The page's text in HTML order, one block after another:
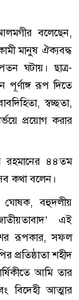
বলেছেন,
মানুষ ঐক্যবদ্ধ
ঘটায়। ছাত্র-
রূপ দিতে
স্বচ্ছতা,
প্রয়োগ করার
রহমানের ৪৪তম
কথা বলেন।
ঘোষক, বহুদলীয়
এই
রূপকার, সফল
প্রতিষ্ঠাতা শহীদ
আমি তার
বিদেহী আত্মার